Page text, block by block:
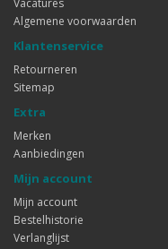
Vacatures
Algemene voorwaarden
Klantenservice
Retourneren
Sitemap
Extra
Merken
Aanbiedingen
Mijn account
Mijn account
Bestelhistorie
Verlanglijst